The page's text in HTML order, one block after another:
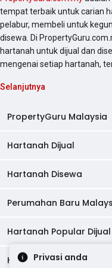
Privasi anda
tempat terbaik untuk carian
pelabur, membeli untuk
disewa. Di
hartanah untuk dijual dan
mengenai setiap hartanah,
Selanjutnya
PropertyGuru Malaysia
AskGuru
Panduan Hartanah
Direktori Ejen
Alat Pinjaman Rumah
Hartanah Dijual
Kondo Dijual
Pangsapuri Dijual
Banglo Dijual
Hartanah Disewa
Kondo Disewa
Pangsapuri Disewa
Perumahan Baru
Perumahan Baru di Johor
Perumahan Baru di Kuala
Hartanah Popular Dijual
Hartanah Dijual di Kuala
Hartanah Disewa